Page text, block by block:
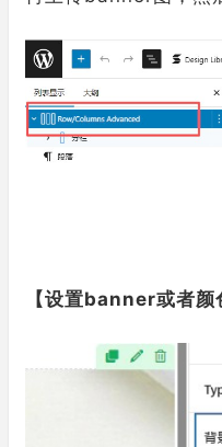
【设置banner或者颜